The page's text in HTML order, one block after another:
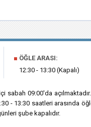
■ ÖĞLE ARASI:
12:30 - 13:30 (Kapalı)
sabah 09:00'da
- 13:30 saatleri arasında
şube kapalıdır.